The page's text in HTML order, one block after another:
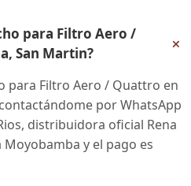
para Filtro Aero /
San Martin?
+
para Filtro Aero / Quattro en
por WhatsApp
distribuidora oficial Rena
y el pago es